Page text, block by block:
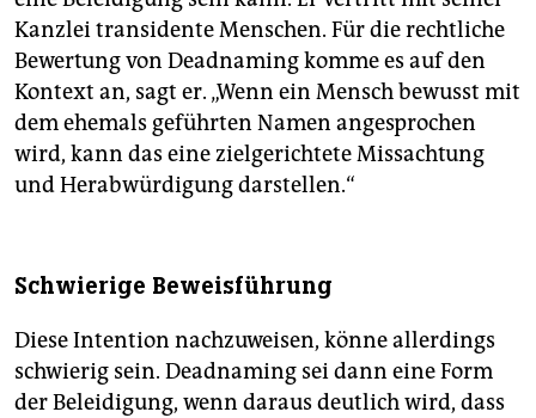
Kanzlei transidente Menschen. Für die rechtliche
Bewertung von Deadnaming komme es auf den
Kontext an, sagt er. „Wenn ein Mensch bewusst mit
dem ehemals geführten Namen angesprochen
wird, kann das eine zielgerichtete Missachtung
und Herabwürdigung darstellen.“
Schwierige Beweisführung
Diese Intention nachzuweisen, könne allerdings
schwierig sein. Deadnaming sei dann eine Form
der Beleidigung, wenn daraus deutlich wird, dass